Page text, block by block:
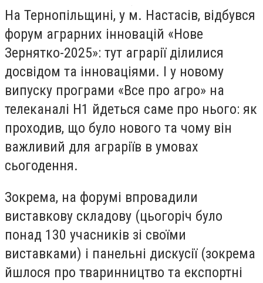
На Тернопільщині, у м. Настасів, відбувся
форум аграрних інновацій «Нове
Зернятко-2025»: тут аграрії ділилися
досвідом та інноваціями. І у новому
випуску програми «Все про агро» на
телеканалі Н1 йдеться саме про нього: як
проходив, що було нового та чому він
важливий для аграріїв в умовах
сьогодення.
Зокрема, на форумі впровадили
виставкову складову (цьогоріч було
понад 130 учасників зі своїми
виставками) і панельні дискусії (зокрема
йшлося про тваринництво та експортні